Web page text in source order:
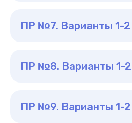
ПР №7. Варианты 1-2
ПР №8. Варианты 1-2
ПР №9. Варианты 1-2